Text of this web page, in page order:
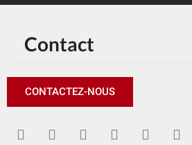
Contact
CONTACTEZ-NOUS